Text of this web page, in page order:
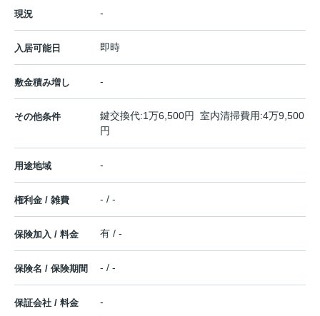
現況 -
入居可能日 即時
敷金積み増し -
その他条件
鍵交換代:1万6,500円 室内清掃費用:4万9,500
円
用途地域 -
権利金 / 雑費 - / -
保険加入 / 料金 有 / -
保険名 / 保険期間 - / -
保証会社 / 料金
-